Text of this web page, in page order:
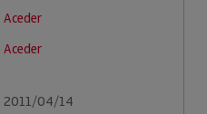
Aceder
Aceder
2011/04/14